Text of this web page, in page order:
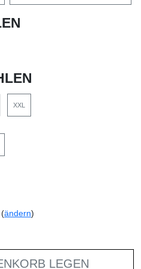
XXL
ändern)
LEGEN